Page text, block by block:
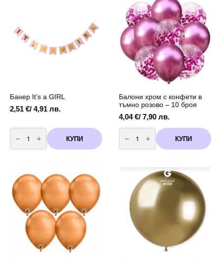
см
см
Банер It’s a GIRL
2,51 €/ 4,91 лв.
количество
за
Банер
It's
КУПИ
Балони хром с конфети в
тъмно розово – 10 броя
4,04€/ 7,90 лв.
количество
за
Балони
хром
розово
броя
КУПИ